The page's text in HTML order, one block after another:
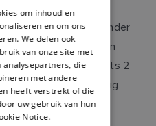
conformal coating.
kan de Automatic Fender
opgeslagen en
zomer. Er zijn slechts 2
om de accu's volledig
DANISH
ITALIAN
SWEDISH
GERMAN
DUTCH
om inhoud en
en om ons
We delen ook
van onze site met
analysepartners, die
met andere
heeft verstrekt of die
uw gebruik van hun
Notice.